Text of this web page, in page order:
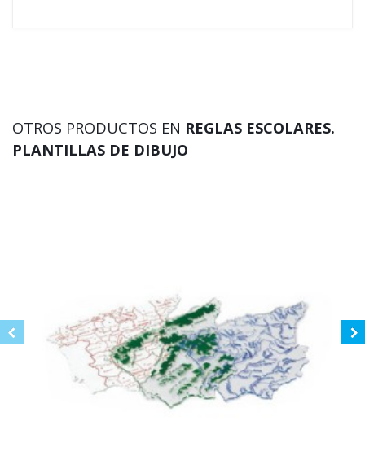
OTROS PRODUCTOS EN REGLAS ESCOLARES.
PLANTILLAS DE DIBUJO